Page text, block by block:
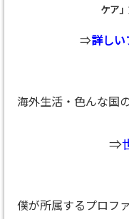
ケア
⇒詳しい
海外生活・色んな国
⇒
僕が所属するプロフ